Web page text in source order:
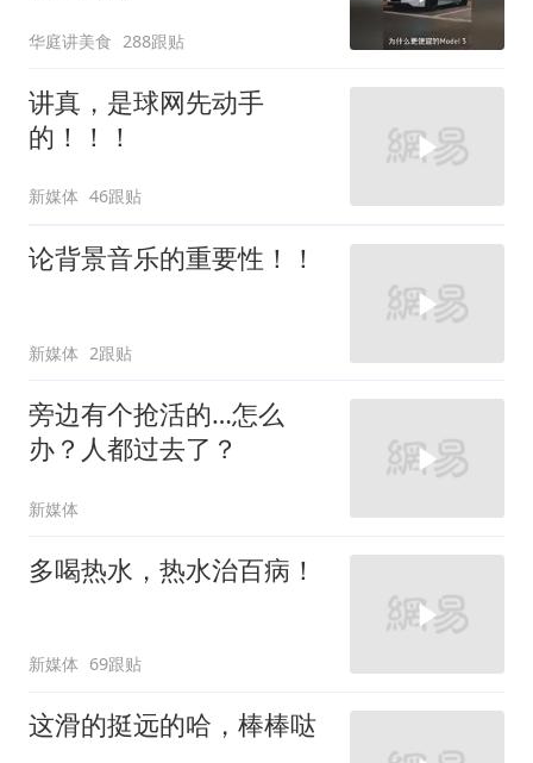
华庭讲美食 288跟贴
讲真，是球网先动手
的！！！
新媒体 46跟贴
论背景音乐的重要性！！
新媒体 2跟贴
旁边有个抢活的…怎么
办？人都过去了？
新媒体
多喝热水，热水治百病！
新媒体 69跟贴
这滑的挺远的哈，棒棒哒